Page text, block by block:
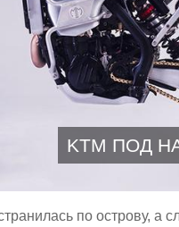
KTM ПОД
по острову, а